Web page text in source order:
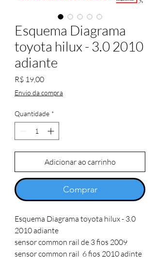
Esquema Diagrama
toyota hilux - 3.0 2010
adiante
R$ 19,00Preço
Envio da compra
Quantidade *
Adicionar ao carrinho
Comprar
Esquema Diagrama toyota hilux - 3.0
2010 adiante
sensor common rail de 3 fios 2009
sensor common rail  6 fios 2010 adinte